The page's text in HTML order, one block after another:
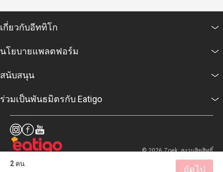
2 คน
ถัดไป
เกี่ยวกับอีททิโก
นโยบายแพลตฟอร์ม
สนับสนุน
ร่วมเป็นพันธมิตรกับ Eatigo
© 2026 Zoek. สงวนลิขสิทธิ์